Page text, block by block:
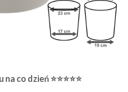
co dzień ⭐⭐⭐⭐⭐